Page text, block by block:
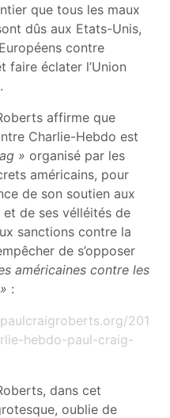
que tous les maux
dûs aux Etats-Unis,
contre
faire éclater l’Union
affirme que
Charlie-Hebdo est
» organisé par les
américains, pour
de son soutien aux
et de ses vélléités de
sanctions contre la
de s’opposer
américaines contre les
:
201
hebdo-paul-craig-
dans cet
oublie de